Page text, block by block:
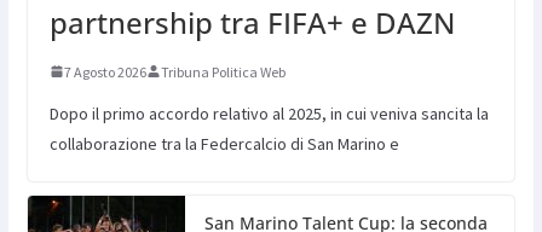
partnership tra FIFA+ e DAZN
7 Agosto 2026 Tribuna Politica Web
Dopo il primo accordo relativo al 2025, in cui veniva sancita la
collaborazione tra la Federcalcio di San Marino e
San Marino Talent Cup: la seconda